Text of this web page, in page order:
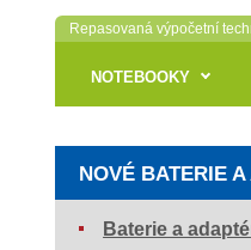
Repasovaná výpočetní
NOTEBOOKY
NOVÉ BATERIE
Baterie a